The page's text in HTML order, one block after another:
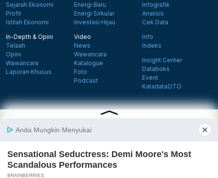
Sejarah Ekonomi
Profil
Istilah Ekonomi
Energi Baru
Energi Sirkular
Investasi Hijau
Infografik
Analisis
Cek Data
In-Depth & Opini
Telaah
Opini
Wawancara
Laporan Khusus
Video
News
Wawancara
Katalogue
Foto
Podcast
Info
Indeks
Insight Center
Databoks
Event
KatadataOTO
Follow us on Facebook
Follow us on X